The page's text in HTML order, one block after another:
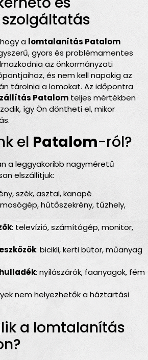
a lomtalanítás Patalom
gyors és problémamentes
az önkormányzati
és nem kell napokig az
tárolnia a lomokat. Az időpontra
Patalom teljes mértékben
így Ön döntheti el, mikor
el Patalom-ról?
a leggyakoribb nagyméretű
elszállítjuk:
szék, asztal, kanapé
hűtőszekrény, tűzhely,
: televízió, számítógép, monitor,
: bicikli, kerti bútor, műanyag
: nyílászárók, faanyagok, fém
nem helyezhetők a háztartási
a lomtalanítás